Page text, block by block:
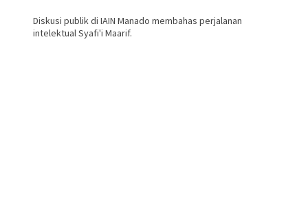
Diskusi publik di IAIN Manado membahas perjalanan
intelektual Syafi'i Maarif.